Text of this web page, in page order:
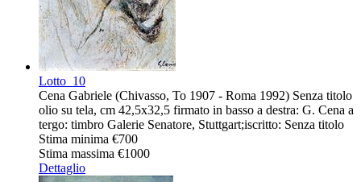
Lotto 10
Cena Gabriele (Chivasso, To 1907 - Roma 1992) Senza titolo
olio su tela, cm 42,5x32,5 firmato in basso a destra: G. Cena a
tergo: timbro Galerie Senatore, Stuttgart;iscritto: Senza titolo
Stima minima €700
Stima massima €1000
Dettaglio